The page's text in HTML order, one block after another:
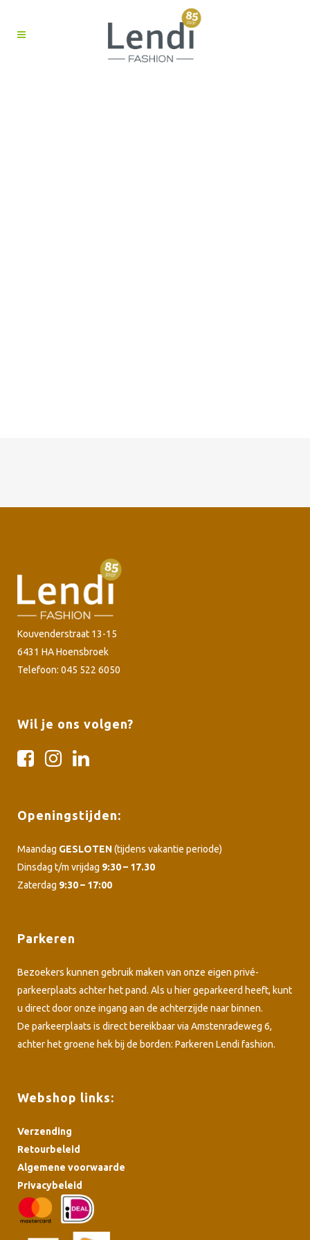
Kouvenderstraat 13-15
6431 HA Hoensbroek
Telefoon: 045 522 6050
Wil je ons volgen?
Openingstijden:
Maandag GESLOTEN(tijdens vakantie periode)
Dinsdag t/m vrijdag 9:30 – 17.30
Zaterdag 9:30 – 17:00
Parkeren
Bezoekers kunnen gebruik maken van onze eigen privé-
parkeerplaats achter het pand. Als u hier geparkeerd heeft, kunt
u direct door onze ingang aan de achterzijde naar binnen.
De parkeerplaats is direct bereikbaar via Amstenradeweg 6,
achter het groene hek bij de borden: Parkeren Lendi fashion.
Webshop links:
Verzending
Retourbeleid
Algemene voorwaarde
Privacybeleid